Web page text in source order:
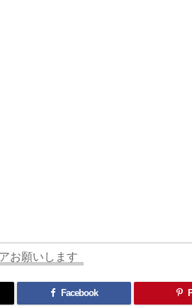
お願いします
Facebook